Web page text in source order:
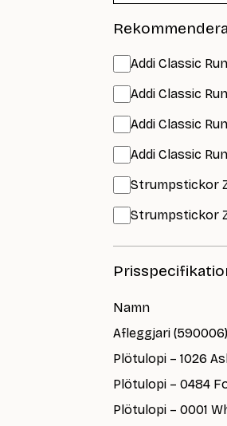
Addi Classic
Addi Classic
Addi Classic
Addi Classic
Strumpstickor
Strumpstickor
Namn
Afleggjari (590006)
Plötulopi – 1026
Plötulopi – 0484
Plötulopi – 0001